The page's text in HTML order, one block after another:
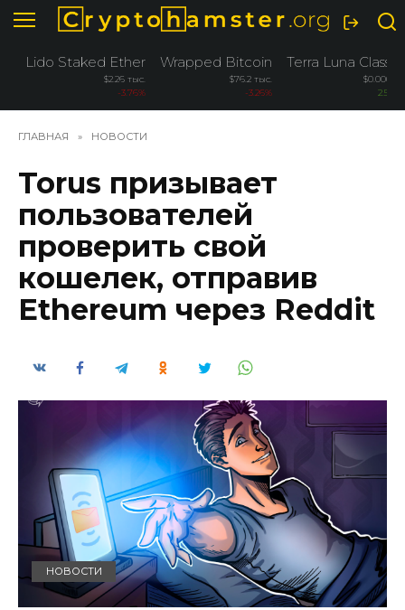
Перейти
содержанию
Lido Staked Ether
$2.26 тыс.
-3.76%
Wrapped Bitcoin
$76.2 тыс.
-3.26%
Terra Luna Classic
$0.00005
2.50%
ГЛАВНАЯ » НОВОСТИ
Torus призывает
пользователей
проверить свой
кошелек, отправив
Ethereum через Reddit
НОВОСТИ